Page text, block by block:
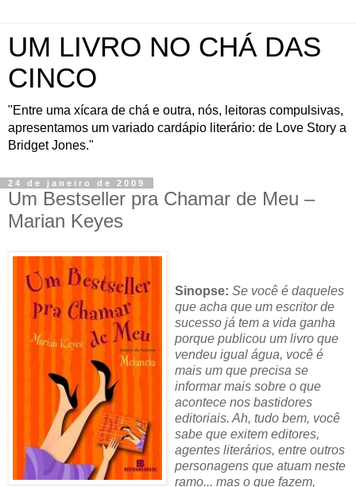
UM LIVRO NO CHÁ DAS
CINCO
"Entre uma xícara de chá e outra, nós, leitoras compulsivas,
apresentamos um variado cardápio literário: de Love Story a
Bridget Jones."
24 de janeiro de 2009
Um Bestseller pra Chamar de Meu –
Marian Keyes
Sinopse: Se você é daqueles
que acha que um escritor de
sucesso já tem a vida ganha
porque publicou um livro que
vendeu igual água, você é
mais um que precisa se
informar mais sobre o que
acontece nos bastidores
editoriais. Ah, tudo bem, você
sabe que exitem editores,
agentes literários, entre outros
personagens que atuam neste
ramo... mas o que fazem,